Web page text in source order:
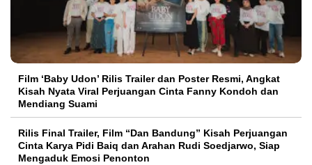
Film ‘Baby Udon’ Rilis Trailer dan Poster Resmi, Angkat
Kisah Nyata Viral Perjuangan Cinta Fanny Kondoh dan
Mendiang Suami
Rilis Final Trailer, Film “Dan Bandung” Kisah Perjuangan
Cinta Karya Pidi Baiq dan Arahan Rudi Soedjarwo, Siap
Mengaduk Emosi Penonton